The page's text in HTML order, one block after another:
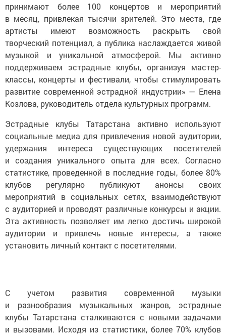
принимают более 100 концертов и мероприятий
в месяц, привлекая тысячи зрителей. Это места, где
артисты имеют возможность раскрыть свой
творческий потенциал, а публика наслаждается живой
музыкой и уникальной атмосферой. Мы активно
поддерживаем эстрадные клубы, организуя мастер-
классы, концерты и фестивали, чтобы стимулировать
развитие современной эстрадной индустрии» — Елена
Козлова, руководитель отдела культурных программ.
Эстрадные клубы Татарстана активно используют
социальные медиа для привлечения новой аудитории,
удержания интереса существующих посетителей
и создания уникального опыта для всех. Согласно
статистике, проведенной в последние годы, более 80%
клубов регулярно публикуют анонсы своих
мероприятий в социальных сетях, взаимодействуют
с аудиторией и проводят различные конкурсы и акции.
Эта активность позволяет им легко достичь широкой
аудитории и привлечь новые интересы, а также
установить личный контакт с посетителями.
С учетом развития современной музыки
и разнообразия музыкальных жанров, эстрадные
клубы Татарстана сталкиваются с новыми задачами
и вызовами. Исходя из статистики, более 70% клубов